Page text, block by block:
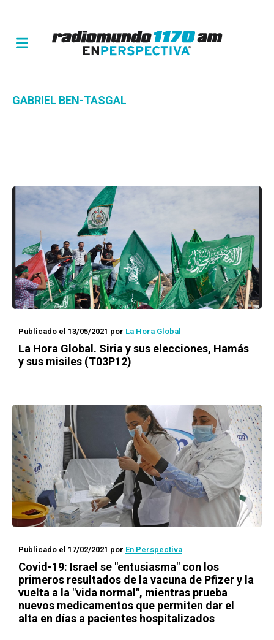
GABRIEL BEN-TASGAL
Publicado el 13/05/2021 por La Hora Global
La Hora Global. Siria y sus elecciones, Hamás
y sus misiles (T03P12)
Publicado el 17/02/2021 por En Perspectiva
Covid-19: Israel se "entusiasma" con los
primeros resultados de la vacuna de Pfizer y la
vuelta a la "vida normal", mientras prueba
nuevos medicamentos que permiten dar el
alta en días a pacientes hospitalizados